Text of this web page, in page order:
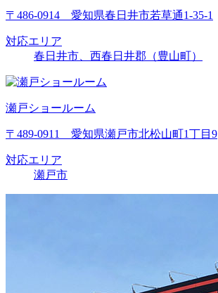
〒486-0914 愛知県春日井市若草通1-35-1
対応エリア
春日井市、西春日井郡（豊山町）
瀬戸ショールーム
〒489-0911 愛知県瀬戸市北松山町1丁目9
対応エリア
瀬戸市